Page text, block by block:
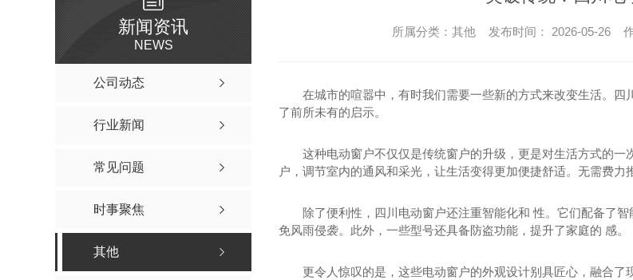
新闻资讯
NEWS
公司动态
行业新闻
常见问题
时事聚焦
其他
所属分类：其他 发布时间： 2026-05-26
在城市的喧嚣中，有时我们需要一些新的方式来改变生活。
了前所未有的启示。
这种电动窗户不仅仅是传统窗户的升级，更是对生活方式的
户，调节室内的通风和采光，让生活变得更加便捷舒适。无需费力
除了便利性，四川电动窗户还注重智能化和 性。它们配备了
免风雨侵袭。此外，一些型号还具备防盗功能，提升了家庭的 感。
更令人惊叹的是，这些电动窗户的外观设计别具匠心，融合